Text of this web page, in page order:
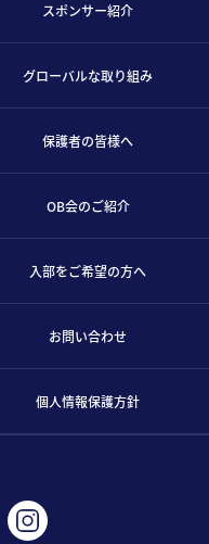
スポンサー紹介
グローバルな取り組み
保護者の皆様へ
OB会のご紹介
入部をご希望の方へ
お問い合わせ
個人情報保護方針